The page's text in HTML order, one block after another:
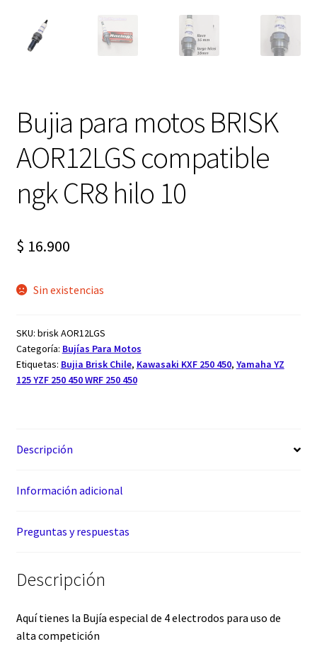
Bujia para motos BRISK
AOR12LGS compatible
ngk CR8 hilo 10
$ 16.900
Sin existencias
SKU: brisk AOR12LGS
Categoría: Bujías Para Motos
Etiquetas: Bujia Brisk Chile, Kawasaki KXF 250 450, Yamaha YZ
125 YZF 250 450 WRF 250 450
Descripción
Información adicional
Preguntas y respuestas
Descripción
Aquí tienes la Bujía especial de 4 electrodos para uso de
alta competición